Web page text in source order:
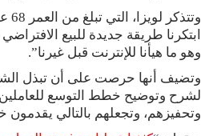
ابتكرنا طريقة جديدة للبيع
وهو ما هيأنا للإنترنت قبل غيرنا”.
وتضيف أنها حرصت على أن تبذل
لشرح وتوضيح خطط التوسع للعاملين
وتحفيزهم، وتجعلهم بالتالي يقدمون